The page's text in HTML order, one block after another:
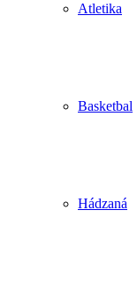
Atletika
Basketbal
Hádzaná